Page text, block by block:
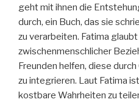
geht mit ihnen die
durch, ein Buch, das sie
zu verarbeiten. Fatima
zwischenmenschlicher
Freunden helfen, diese
zu integrieren. Laut Fatima
kostbare Wahrheiten zu